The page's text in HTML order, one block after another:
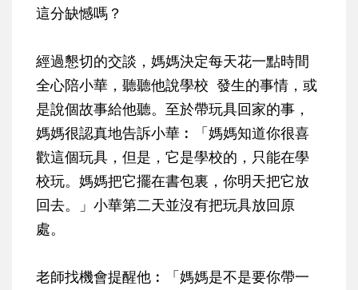
這分缺憾嗎？
經過懇切的交談，媽媽決定每天花一點時間
全心陪小華，聽聽他說學校 發生的事情，或
是說個故事給他聽。至於帶玩具回家的事，
媽媽很認真地告訴小華︰「媽媽知道你很喜
歡這個玩具，但是，它是學校的，只能在學
校玩。媽媽把它擺在書包裏，你明天把它放
回去。」小華第二天並沒有把玩具放回原
處。
老師找機會提醒他︰「媽媽是不是要你帶一